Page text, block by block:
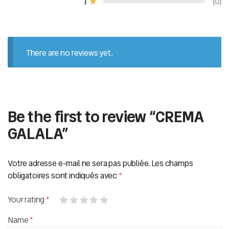
There are no reviews yet.
Be the first to review “CREMA
GALALA”
Votre adresse e-mail ne sera pas publiée.Les champs
obligatoires sont indiqués avec *
Your rating *
Name*